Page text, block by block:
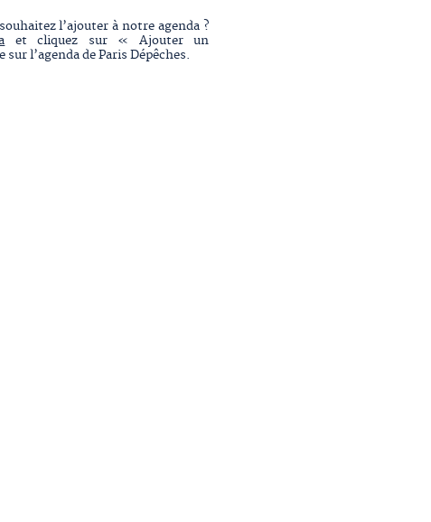
l’ajouter à notre agenda ?
et cliquez sur « Ajouter un
l’agenda de Paris Dépêches.